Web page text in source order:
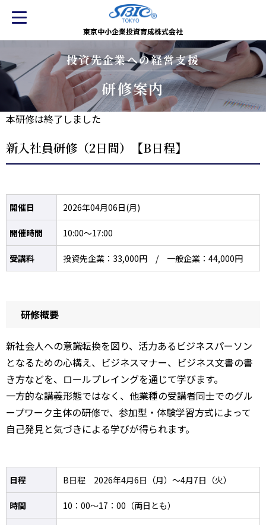
東京中小企業投資育成株式会社
投資先企業への経営支援
研修案内
本研修は終了しました
新入社員研修（2日間）【B日程】
開催日 2026年04月06日(月)
開催時間 10:00～17:00
受講料 投資先企業：33,000円 / 一般企業：44,000円
研修概要
新社会人への意識転換を図り、活力あるビジネスパーソン
となるための心構え、ビジネスマナー、ビジネス文書の書
き方などを、ロールプレイングを通じて学びます。
一方的な講義形態ではなく、他業種の受講者同士でのグル
ープワーク主体の研修で、参加型・体験学習方式によって
自己発見と気づきによる学びが得られます。
日程 B日程 2026年4月6日（月）～4月7日（火）
時間 10：00～17：00（両日とも）